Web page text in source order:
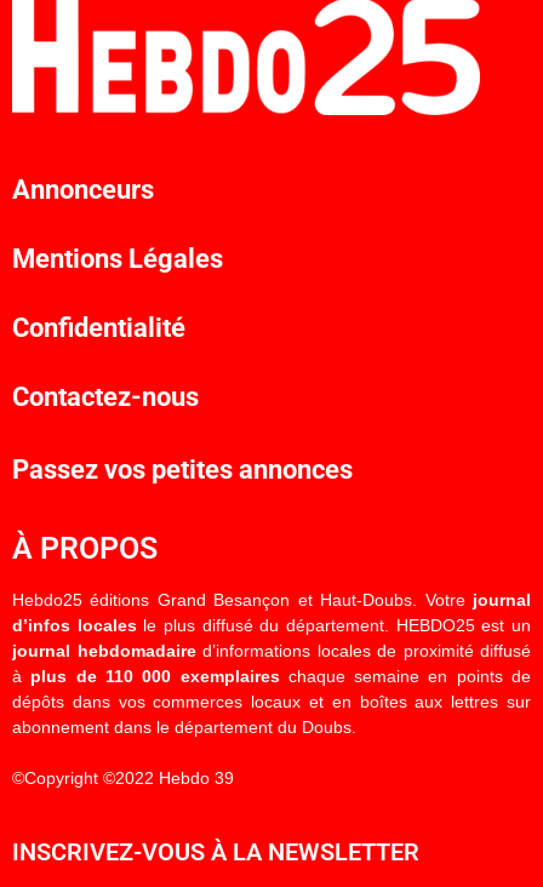
Annonceurs
Mentions Légales
Confidentialité
Contactez-nous
Passez vos petites annonces
À PROPOS
Hebdo25 éditions Grand Besançon et Haut-Doubs. Votre journal
d’infos localesle plus diffusé du département. HEBDO25 est un
journal hebdomadaired’informations locales de proximité diffusé
à plus de 110 000 exemplaireschaque semaine en points de
dépôts dans vos commerces locaux et en boîtes aux lettres sur
abonnement dans le département du Doubs.
©Copyright ©2022 Hebdo 39
INSCRIVEZ-VOUS À LA NEWSLETTER